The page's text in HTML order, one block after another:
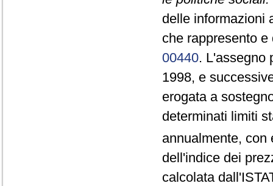
delle informazioni
che rappresento
00440. L'assegno
1998, e
erogata a
determinati limiti
annualmente, con
dell'indice dei
calcolata